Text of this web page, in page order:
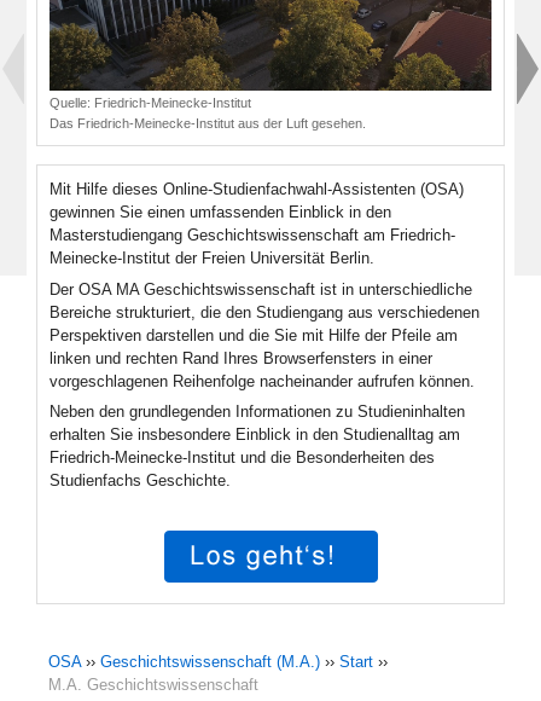
Quelle: Friedrich-Meinecke-Institut
Das Friedrich-Meinecke-Institut aus der Luft gesehen.
Mit Hilfe dieses Online-Studienfachwahl-Assistenten (OSA)
gewinnen Sie einen umfassenden Einblick in den
Masterstudiengang Geschichtswissenschaft am Friedrich-
Meinecke-Institut der Freien Universität Berlin.
Der OSA MA Geschichtswissenschaft ist in unterschiedliche
Bereiche strukturiert, die den Studiengang aus verschiedenen
Perspektiven darstellen und die Sie mit Hilfe der Pfeile am
linken und rechten Rand Ihres Browserfensters in einer
vorgeschlagenen Reihenfolge nacheinander aufrufen können.
Neben den grundlegenden Informationen zu Studieninhalten
erhalten Sie insbesondere Einblick in den Studienalltag am
Friedrich-Meinecke-Institut und die Besonderheiten des
Studienfachs Geschichte.
OSA›› Geschichtswissenschaft (M.A.) ›› Start ››
M.A. Geschichtswissenschaft